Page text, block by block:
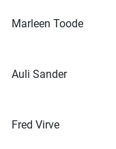
Marleen Toode
Auli Sander
Fred Virve